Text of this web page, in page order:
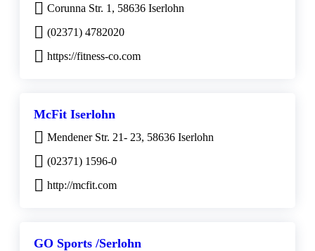
Corunna Str. 1, 58636 Iserlohn
(02371) 4782020
https://fitness-co.com
McFit Iserlohn
Mendener Str. 21- 23, 58636 Iserlohn
(02371) 1596-0
http://mcfit.com
GO Sports /Serlohn